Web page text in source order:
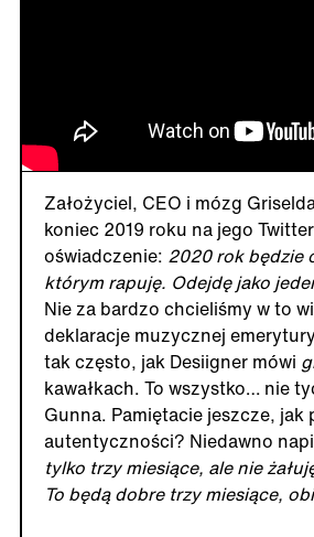
Założyciel, CEO i mózg
koniec 2019 roku na jego
oświadczenie: 2020 rok będzie
którym rapuję. Odejdę jako
Nie za bardzo chcieliśmy w to
deklaracje muzycznej
tak często, jak Desiigner mówi
kawałkach. To wszystko… nie
Gunna. Pamiętacie jeszcze, jak
autentyczności? Niedawno
tylko trzy miesiące, ale nie
To będą dobre trzy miesiące,